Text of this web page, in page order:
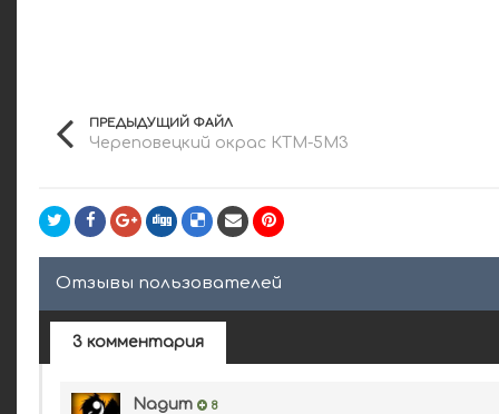
ПРЕДЫДУЩИЙ ФАЙЛ
Череповецкий окрас КТМ-5М3
Отзывы пользователей
3 комментария
Nagum 8